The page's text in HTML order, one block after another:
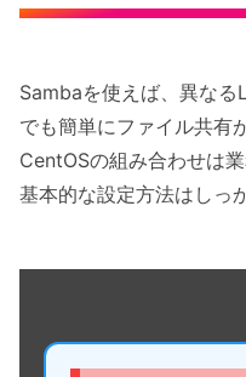
Sambaを使えば、異な
でも簡単にファイル共有
CentOSの組み合わせは
基本的な設定方法はしっ